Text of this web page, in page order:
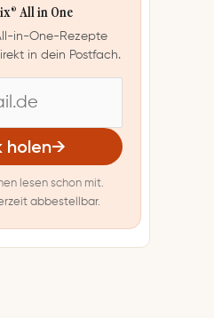
All in One
in-One-Rezepte
in dein Postfach.
holen→
lesen schon mit.
abbestellbar.